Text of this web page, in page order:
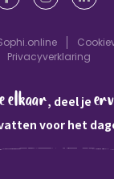
Privacyverklaring
elkaar, deel je
voor het